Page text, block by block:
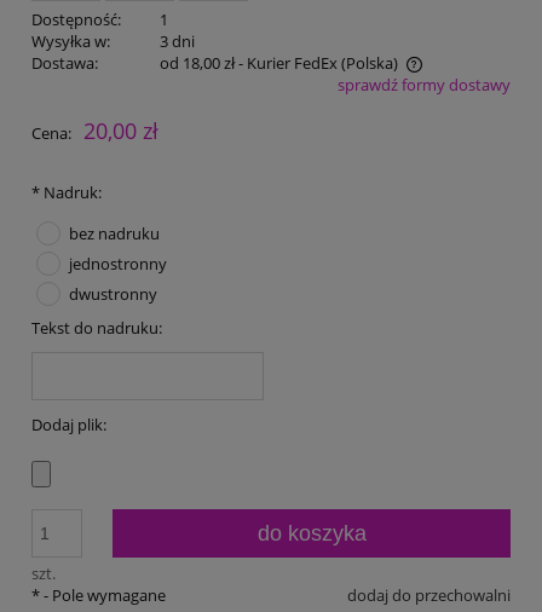
Dostępność:
1
Wysyłka w:
3 dni
Dostawa:
od 18,00 zł- Kurier FedEx(Polska)
Cena nie zawiera ewentualnych kosztów płatnościsprawdź formy dostawy
Cena: 20,00 zł
* Nadruk:
bez nadruku
jednostronny
dwustronny
Tekst do nadruku:
Dodaj plik:
szt.
do koszyka
dodaj do przechowalni
*- Pole wymagane